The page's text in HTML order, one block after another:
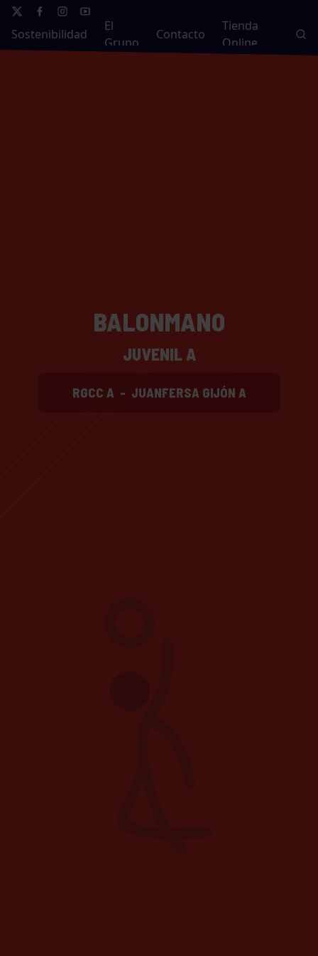
Sostenibilidad
El
Grupo
Contacto
Tienda
Online
BALONMANO
JUVENIL A
RGCC A - JUANFERSA GIJÓN A